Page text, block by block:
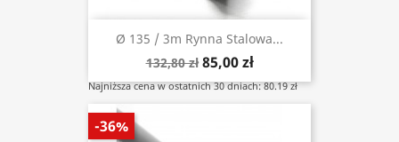
Ø 135 / 3m Rynna Stalowa...
132,80 zł 85,00 zł
Najniższa cena w ostatnich 30 dniach: 80.19 zł
-36%